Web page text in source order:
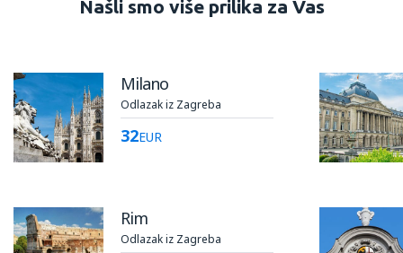
Našli smo više prilika za Vas
Milano
Odlazak iz Zagreba
32EUR
Rim
Odlazak iz Zagreba